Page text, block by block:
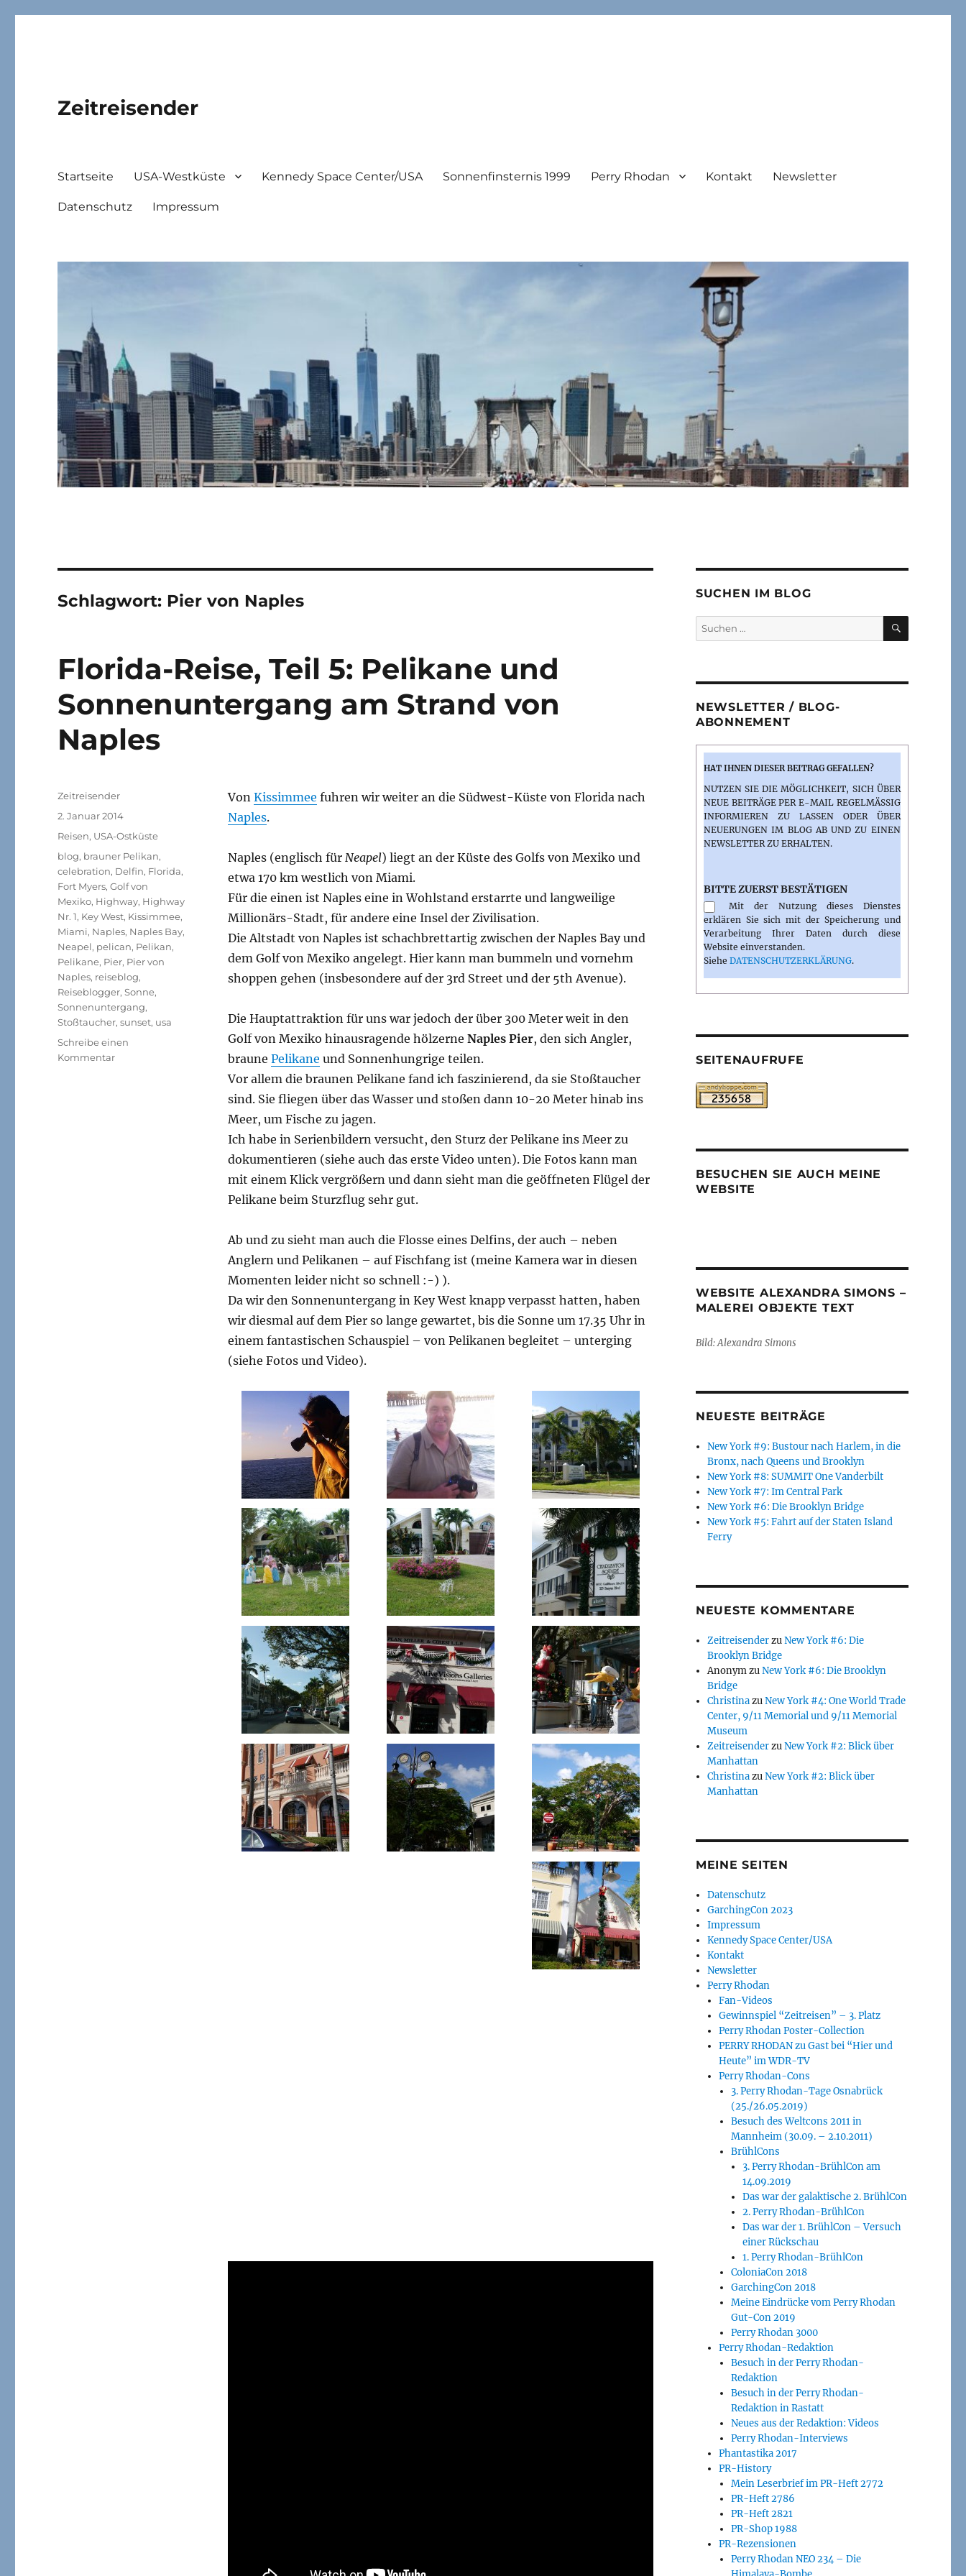
Zeitreisender
Startseite USA-Westküste Kennedy Space Center/USA Sonnenfinsternis 1999 Perry Rhodan Kontakt Newsletter
Datenschutz Impressum
Schlagwort: Pier von Naples
Florida-Reise, Teil 5: Pelikane und
Sonnenuntergang am Strand von
Naples
Von Kissimmee fuhren wir weiter an die Südwest-Küste von Florida nach
Naples.
Naples (englisch für Neapel) liegt an der Küste des Golfs von Mexiko und
etwa 170 km westlich von Miami.
Für die einen ist Naples eine in Wohlstand erstarrte und langweilige
Millionärs-Stadt, für andere eine Insel der Zivilisation.
Die Altstadt von Naples ist schachbrettartig zwischen der Naples Bay und
dem Golf von Mexiko angelegt. Hier kann man bummeln und vornehm
shoppen gehen (insbesondere auf der 3rd Street und der 5th Avenue).
Die Hauptattraktion für uns war jedoch der über 300 Meter weit in den
Golf von Mexiko hinausragende hölzerne Naples Pier, den sich Angler,
braune Pelikane und Sonnenhungrige teilen.
Vor allem die braunen Pelikane fand ich faszinierend, da sie Stoßtaucher
sind. Sie fliegen über das Wasser und stoßen dann 10-20 Meter hinab ins
Meer, um Fische zu jagen.
Ich habe in Serienbildern versucht, den Sturz der Pelikane ins Meer zu
dokumentieren (siehe auch das erste Video unten). Die Fotos kann man
mit einem Klick vergrößern und dann sieht man die geöffneten Flügel der
Pelikane beim Sturzflug sehr gut.
Ab und zu sieht man auch die Flosse eines Delfins, der auch – neben
Anglern und Pelikanen – auf Fischfang ist (meine Kamera war in diesen
Momenten leider nicht so schnell :-) ).
Da wir den Sonnenuntergang in Key West knapp verpasst hatten, haben
wir diesmal auf dem Pier so lange gewartet, bis die Sonne um 17.35 Uhr in
einem fantastischen Schauspiel – von Pelikanen begleitet – unterging
(siehe Fotos und Video).
Autor
Zeitreisender
Veröffentlicht
am
2. Januar 2014
Kategorien
Reisen, USA-Ostküste
Schlagwörter
blog, brauner Pelikan,
celebration, Delfin, Florida,
Fort Myers,Golf von
Mexiko, Highway, Highway
Nr. 1, Key West, Kissimmee,
Miami, Naples, Naples Bay,
Neapel, pelican, Pelikan,
Pelikane, Pier, Pier von
Naples, reiseblog,
Reiseblogger,Sonne,
Sonnenuntergang,
Stoßtaucher,sunset, usa
Schreibe einen
Kommentarzu
SUCHEN IM BLOG
Suchen
nach:
SUCHEN
NEWSLETTER / BLOG-
ABONNEMENT
HAT IHNEN DIESER BEITRAG GEFALLEN?
NUTZEN SIE DIE MÖGLICHKEIT, SICH ÜBER
NEUE BEITRÄGE PER E-MAIL REGELMÄSSIG I
NFORMIEREN ZU LASSEN ODER ÜBER N
EUERUNGEN IM BLOG AB UND ZU EINEN N
EWSLETTER ZU ERHALTEN.
BITTE ZUERST BESTÄTIGEN
Mit der Nutzung dieses Dienstes
erklären Sie sich mit der Speicherung und
Verarbeitung Ihrer Daten durch diese
Website einverstanden.
Siehe DATENSCHUTZERKLÄRUNG.
SEITENAUFRUFE
BESUCHEN SIE AUCH MEINE
WEBSITE
WEBSITE ALEXANDRA SIMONS –
MALEREI OBJEKTE TEXT
Bild: Alexandra Simons
NEUESTE BEITRÄGE
New York #9: Bustour nach Harlem, in die
Bronx, nach Queens und Brooklyn
New York #8: SUMMIT One Vanderbilt
New York #7: Im Central Park
New York #6: Die Brooklyn Bridge
New York #5: Fahrt auf der Staten Island
Ferry
NEUESTE KOMMENTARE
ZeitreisenderzuNew York #6: Die
Brooklyn Bridge
AnonymzuNew York #6: Die Brooklyn
Bridge
ChristinazuNew York #4: One World Trade
Center, 9/11 Memorial und 9/11 Memorial
Museum
ZeitreisenderzuNew York #2: Blick über
Manhattan
ChristinazuNew York #2: Blick über
Manhattan
MEINE SEITEN
Datenschutz
GarchingCon 2023
Impressum
Kennedy Space Center/USA
Kontakt
Newsletter
Perry Rhodan
Fan-Videos
Gewinnspiel “Zeitreisen” – 3. Platz
Perry Rhodan Poster-Collection
PERRY RHODAN zu Gast bei “Hier und
Heute” im WDR-TV
Perry Rhodan-Cons
3. Perry Rhodan-Tage Osnabrück
(25./26.05.2019)
Besuch des Weltcons 2011 in
Mannheim (30.09. – 2.10.2011)
BrühlCons
3. Perry Rhodan-BrühlCon am
14.09.2019
Das war der galaktische 2. BrühlCon
2. Perry Rhodan-BrühlCon
Das war der 1. BrühlCon – Versuch
einer Rückschau
1. Perry Rhodan-BrühlCon
ColoniaCon 2018
GarchingCon 2018
Meine Eindrücke vom Perry Rhodan
Gut-Con 2019
Perry Rhodan 3000
Perry Rhodan-Redaktion
Besuch in der Perry Rhodan-
Redaktion
Besuch in der Perry Rhodan-
Redaktion in Rastatt
Neues aus der Redaktion: Videos
Perry Rhodan-Interviews
Phantastika 2017
PR-History
Mein Leserbrief im PR-Heft 2772
PR-Heft 2786
PR-Heft 2821
PR-Shop 1988
PR-Rezensionen
Perry Rhodan NEO 234 – Die